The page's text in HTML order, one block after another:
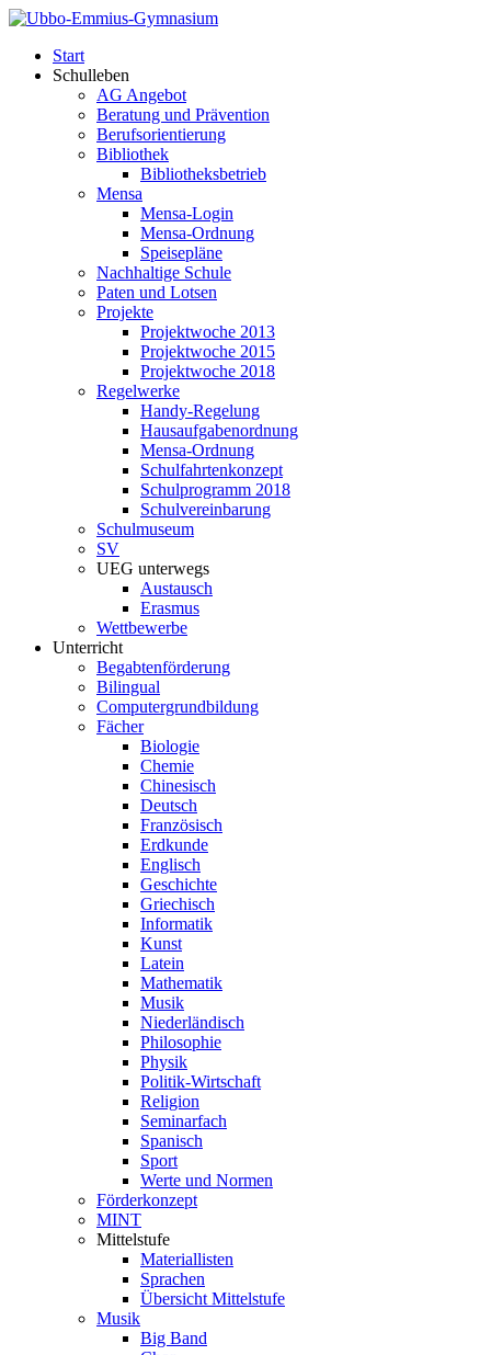
Start
Schulleben
AG Angebot
Beratung und Prävention
Berufsorientierung
Bibliothek
Bibliotheksbetrieb
Mensa
Mensa-Login
Mensa-Ordnung
Speisepläne
Nachhaltige Schule
Paten und Lotsen
Projekte
Projektwoche 2013
Projektwoche 2015
Projektwoche 2018
Regelwerke
Handy-Regelung
Hausaufgabenordnung
Mensa-Ordnung
Schulfahrtenkonzept
Schulprogramm 2018
Schulvereinbarung
Schulmuseum
SV
UEG unterwegs
Austausch
Erasmus
Wettbewerbe
Unterricht
Begabtenförderung
Bilingual
Computergrundbildung
Fächer
Biologie
Chemie
Chinesisch
Deutsch
Französisch
Erdkunde
Englisch
Geschichte
Griechisch
Informatik
Kunst
Latein
Mathematik
Musik
Niederländisch
Philosophie
Physik
Politik-Wirtschaft
Religion
Seminarfach
Spanisch
Sport
Werte und Normen
Förderkonzept
MINT
Mittelstufe
Materiallisten
Sprachen
Übersicht Mittelstufe
Musik
Big Band